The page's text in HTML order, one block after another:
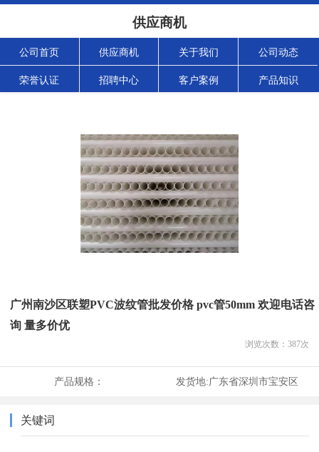
供应商机
公司首页 供应商机 关于我们 公司动态
荣誉认证 招聘中心 客户案例 产品知识
广州南沙区联塑PVC波纹管批发价格 pvc管50mm 欢迎电话咨
询 量多价优
浏览次数： 387次
产品规格： 发货地:广东省深圳市宝安区
关键词